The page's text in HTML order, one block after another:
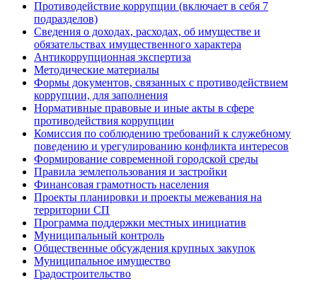
Противодействие коррупции (включает в себя 7
подразделов)
Сведения о доходах, расходах, об имуществе и
обязательствах имущественного характера
Антикоррупционная экспертиза
Методические материалы
Формы документов, связанных с противодействием
коррупции, для заполнения
Нормативные правовые и иные акты в сфере
противодействия коррупции
Комиссия по соблюдению требований к служебному
поведению и урегулированию конфликта интересов
Формирование современной городской среды
Правила землепользования и застройки
Финансовая грамотность населения
Проекты планировки и проекты межевания на
территории СП
Программа поддержки местных инициатив
Муниципальный контроль
Общественные обсуждения крупных закупок
Муниципальное имущество
Градостроительство